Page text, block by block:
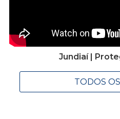
Jundiaí |
TODOS